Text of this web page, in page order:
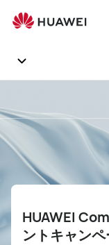
Community
イ
プ
ト
キ
お知らせ
ソフトウェア
HUAWEI
ントキャン